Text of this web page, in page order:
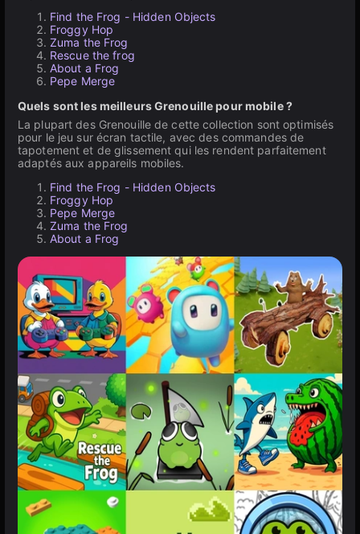
Find the Frog - Hidden Objects
Froggy Hop
Zuma the Frog
Rescue the frog
About a Frog
Pepe Merge
Quels sont les meilleurs Grenouille pour mobile ?
La plupart des Grenouille de cette collection sont optimisés
pour le jeu sur écran tactile, avec des commandes de
tapotement et de glissement qui les rendent parfaitement
adaptés aux appareils mobiles.
Find the Frog - Hidden Objects
Froggy Hop
Pepe Merge
Zuma the Frog
About a Frog